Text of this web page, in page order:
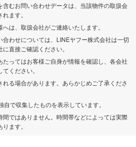
含むお問い合わせデータは、当該物件の取扱会
ます。
は、取扱会社がご連絡いたします。
わせについては、LINEヤフー株式会社は一切
直接ご確認ください。
ってはお客様ご自身が情報を確認し、各会社
ください。
る場合があります。あらかじめご了承くださ
で収集したものを表示しています。
ではありません。時間帯などによっては実際
ます。